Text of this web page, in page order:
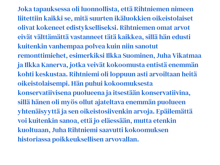
Joka tapauksessa oli luonnollista, että Rihtniemen nimeen
liitettiin kaikki se, mitä suurten ikäluokkien oikeistolaiset
olivat kokeneet edistykselliseksi. Rihtniemen omat arvot
eivät välttämättä vastanneet tätä kaikkea, sillä hän edusti
kuitenkin vanhempaa polvea kuin niin sanotut
remonttimiehet, esimerkiksi Ilkka Suominen, Juha Vikatmaa
ja Ilkka Kanerva, jotka veivät kokoomusta entistä enemmän
kohti keskustaa. Rihtniemi oli loppuun asti arvoiltaan heitä
oikeistolaisempi. Hän puhui kokoomuksesta
konservatiivisena puolueena ja itsestään konservatiivina,
sillä hänen oli myös ollut ajateltava enemmän puolueen
yhtenäisyyttä ja sen oikeistosiivenkin arvoja. Epäilemättä
voi kuitenkin sanoa, että jo eläessään, mutta etenkin
kuoltuaan, Juha Rihtniemi saavutti kokoomuksen
historiassa poikkeuksellisen arvovallan.